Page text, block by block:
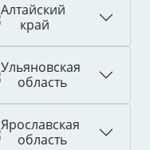
Алтайский
край
Ульяновская
область
Ярославская
область